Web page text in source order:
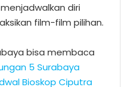
diri
film-film pilihan.
bisa membaca
5 Surabaya
Bioskop Ciputra